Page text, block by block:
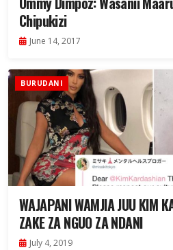
Chipukizi
June 14, 2017
BURUDANI
WAJAPANI WAMJIA JUU KIM
ZAKE ZA NGUO ZA NDANI
July 4, 2019